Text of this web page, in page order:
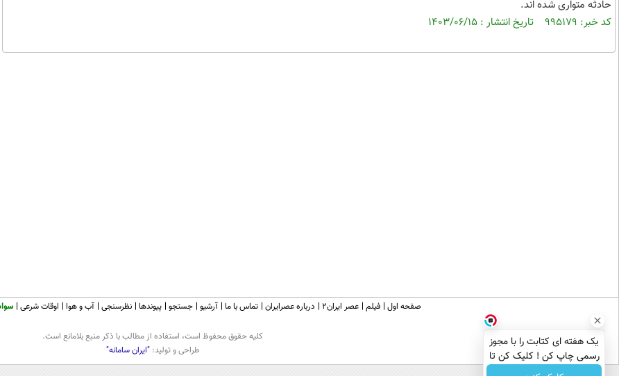
حادثه متواری شده اند.
کد خبر: ۹۹۵۱۷۹ تاریخ انتشار : ۱۴۰۳/۰۶/۱۵
یک هفته ای کتابت را با مجوز
رسمی چاپ کن ! کلیک کن تا
فرصت هست !
صفحه اول فیلم عصر ایران۲ درباره عصرایران تماس با ما آرشیو جستجو پیوندها نظرسنجی آب و هوا اوقات شرعی
كليه حقوق محفوظ است، استفاده از مطالب با ذكر منبع بلامانع است.
طراحی و تولید:"ایران سامانه"